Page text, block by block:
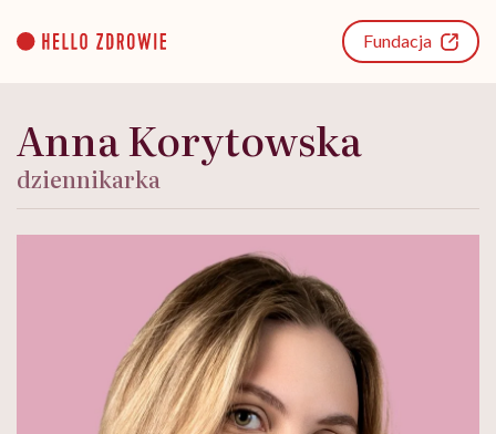
content
Fundacja
Anna Korytowska
dziennikarka